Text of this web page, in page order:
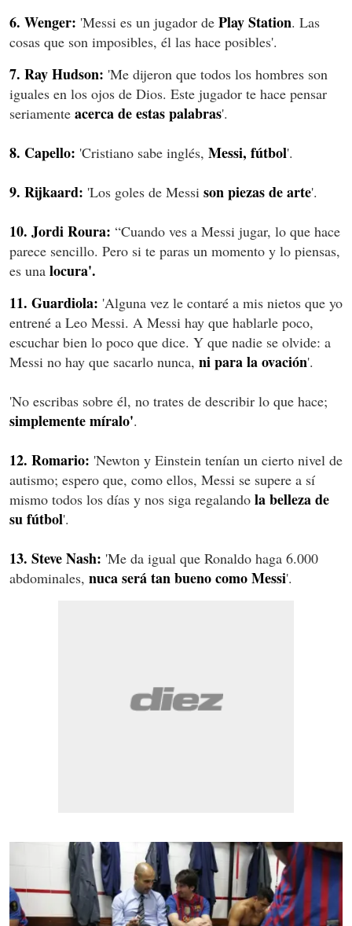
6. Wenger: 'Messi es un jugador de Play Station. Las
cosas que son imposibles, él las hace posibles'.
7. Ray Hudson: 'Me dijeron que todos los hombres son
iguales en los ojos de Dios. Este jugador te hace pensar
seriamente acerca de estas palabras'.
8. Capello: 'Cristiano sabe inglés, Messi, fútbol'.
9. Rijkaard: 'Los goles de Messi son piezas de arte'.
10. Jordi Roura: “Cuando ves a Messi jugar, lo que hace
parece sencillo. Pero si te paras un momento y lo piensas,
es una locura'.
11. Guardiola: 'Alguna vez le contaré a mis nietos que yo
entrené a Leo Messi. A Messi hay que hablarle poco,
escuchar bien lo poco que dice. Y que nadie se olvide: a
Messi no hay que sacarlo nunca, ni para la ovación'.
'No escribas sobre él, no trates de describir lo que hace;
simplemente míralo'.
12. Romario: 'Newton y Einstein tenían un cierto nivel de
autismo; espero que, como ellos, Messi se supere a sí
mismo todos los días y nos siga regalando la belleza de
su fútbol'.
13. Steve Nash: 'Me da igual que Ronaldo haga 6.000
abdominales, nuca será tan bueno como Messi'.